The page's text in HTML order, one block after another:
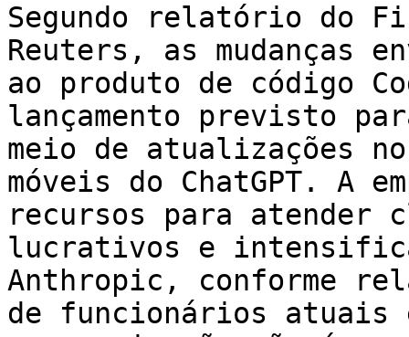
Segundo relatório do
Reuters, as mudanças
ao produto de código
lançamento previsto
meio de atualizações
móveis do ChatGPT. A
recursos para atender
lucrativos e
Anthropic, conforme
de funcionários atuais